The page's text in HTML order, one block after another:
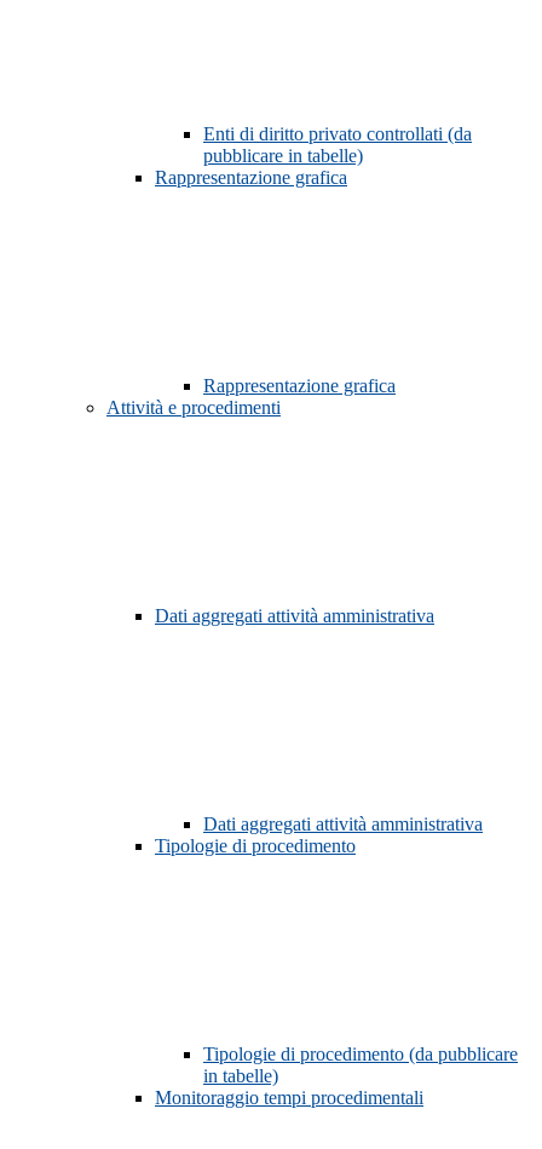
Enti di diritto privato controllati (da
pubblicare in tabelle)
Rappresentazione grafica
Rappresentazione grafica
Attività e procedimenti
Dati aggregati attività amministrativa
Dati aggregati attività amministrativa
Tipologie di procedimento
Tipologie di procedimento (da pubblicare
in tabelle)
Monitoraggio tempi procedimentali